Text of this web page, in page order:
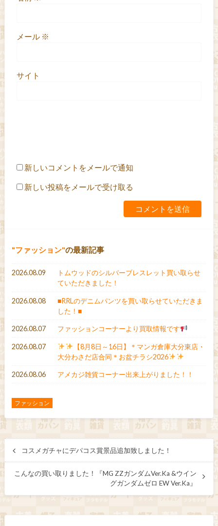
メール ※
サイト
新しいコメントをメールで通知
新しい投稿をメールで受け取る
ファッション の最新記事
2026.08.09
トムウッドのシルバーブレスレット買い取らせ
ていただきました！
2026.08.08
■RRLのデニムパンツを買い取らせていただきま
した！■
2026.08.07 ファッションコーナーより買取情報です
2026.08.07
【8月8日～16日】＊マンガ倉庫大分東店・
大分わさだ店合同＊お盆チラシ2026
2026.08.06 アメカジ雑貨コーナー出来上がりました！！
ファッション
コスメガチャにデパコス賞景品追加致しました！
こんなの買い取りました！『MG ZZガンダムVer.Ka &ウイン
グガンダムゼロ EW Ver.Ka』